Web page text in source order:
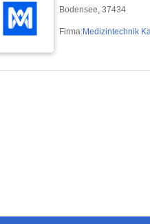
Bodensee, 37434
Firma:Medizintechnik